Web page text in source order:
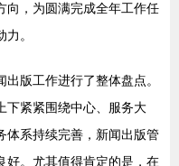
向，为圆满完成全年工作任
。
版工作进行了整体盘点。
下紧紧围绕中心、服务大
体系持续完善，新闻出版管
好。尤其值得肯定的是，在